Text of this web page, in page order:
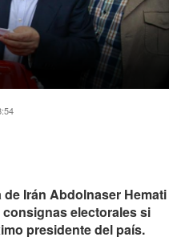
Irán Abdolnaser Hemati
electorales si
presidente del país.